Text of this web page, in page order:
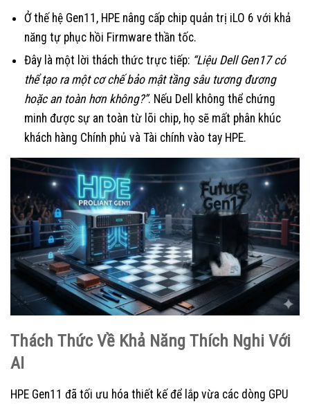
Ở thế hệ Gen11, HPE nâng cấp chip quản trị iLO 6 với khả
năng tự phục hồi Firmware thần tốc.
Đây là một lời thách thức trực tiếp: “Liệu Dell Gen17 có
thể tạo ra một cơ chế bảo mật tầng sâu tương đương
hoặc an toàn hơn không?”. Nếu Dell không thể chứng
minh được sự an toàn từ lõi chip, họ sẽ mất phân khúc
khách hàng Chính phủ và Tài chính vào tay HPE.
Thách Thức Về Khả Năng Thích Nghi Với
AI
HPE Gen11 đã tối ưu hóa thiết kế để lắp vừa các dòng GPU